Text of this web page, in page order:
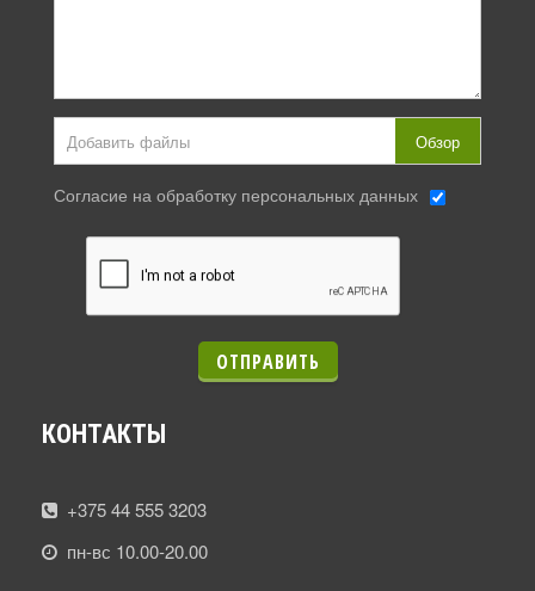
Добавить файлы Обзор
Согласие на обработку персональных данных
ОТПРАВИТЬ
КОНТАКТЫ
+375 44 555 3203
пн-вс 10.00-20.00